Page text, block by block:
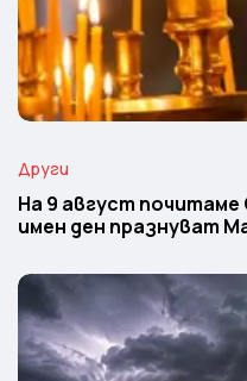
Други
На 9 август
имен ден празнуват